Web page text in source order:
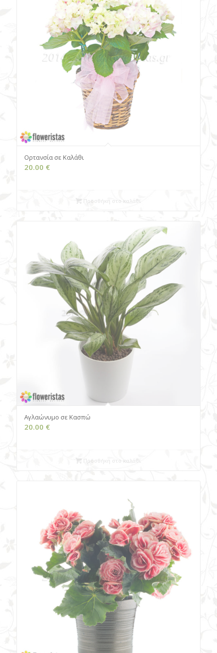
Ορτανσία σε Καλάθι
20.00 €
Προσθήκη στο καλάθι
Αγλαώνυμο σε Kασπώ
20.00 €
Προσθήκη στο καλάθι